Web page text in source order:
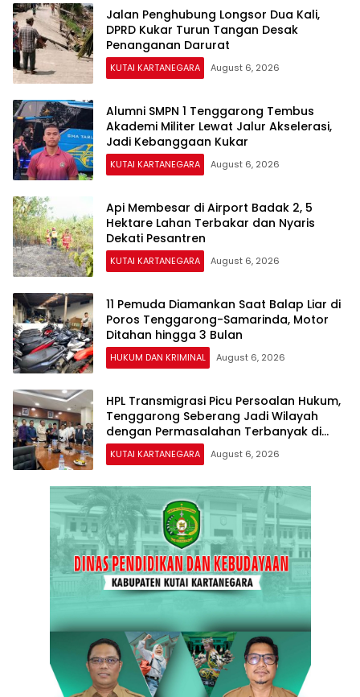
Jalan Penghubung Longsor Dua Kali,
DPRD Kukar Turun Tangan Desak
Penanganan Darurat
KUTAI KARTANEGARA August 6, 2026
Alumni SMPN 1 Tenggarong Tembus
Akademi Militer Lewat Jalur Akselerasi,
Jadi Kebanggaan Kukar
KUTAI KARTANEGARA August 6, 2026
Api Membesar di Airport Badak 2, 5
Hektare Lahan Terbakar dan Nyaris
Dekati Pesantren
KUTAI KARTANEGARA August 6, 2026
11 Pemuda Diamankan Saat Balap Liar di
Poros Tenggarong-Samarinda, Motor
Ditahan hingga 3 Bulan
HUKUM DAN KRIMINAL August 6, 2026
HPL Transmigrasi Picu Persoalan Hukum,
Tenggarong Seberang Jadi Wilayah
dengan Permasalahan Terbanyak di
Kukar
KUTAI KARTANEGARA August 6, 2026